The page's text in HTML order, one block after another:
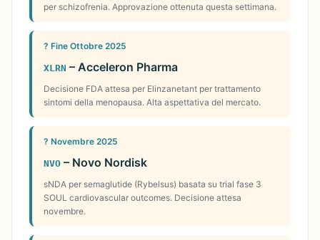
per schizofrenia. Approvazione ottenuta questa settimana.
? Fine Ottobre 2025
XLRN – Acceleron Pharma
Decisione FDA attesa per Elinzanetant per trattamento
sintomi della menopausa. Alta aspettativa del mercato.
? Novembre 2025
NVO – Novo Nordisk
sNDA per semaglutide (Rybelsus) basata su trial fase 3
SOUL cardiovascular outcomes. Decisione attesa
novembre.